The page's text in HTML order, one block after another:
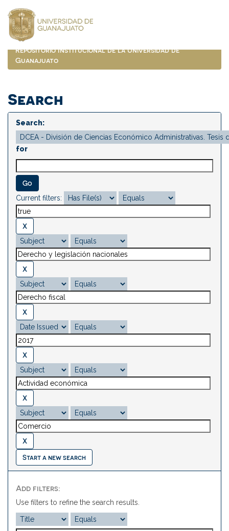
navigation
Repositorio Institucional de la Universidad de
Guanajuato
Search
Search:
for
Current filters:
Start a new search
Add filters:
Use filters to refine the search results.